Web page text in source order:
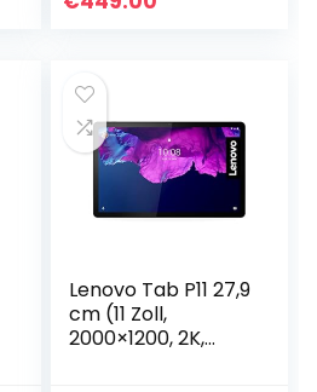
Lenovo Tab P11 27,9
cm (11 Zoll,
2000×1200, 2K,